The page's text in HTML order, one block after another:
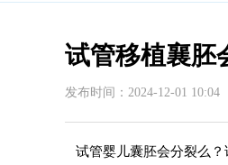
试管移植襄胚
发布时间：2024-12-01 10:04
试管婴儿囊胚会分裂么？